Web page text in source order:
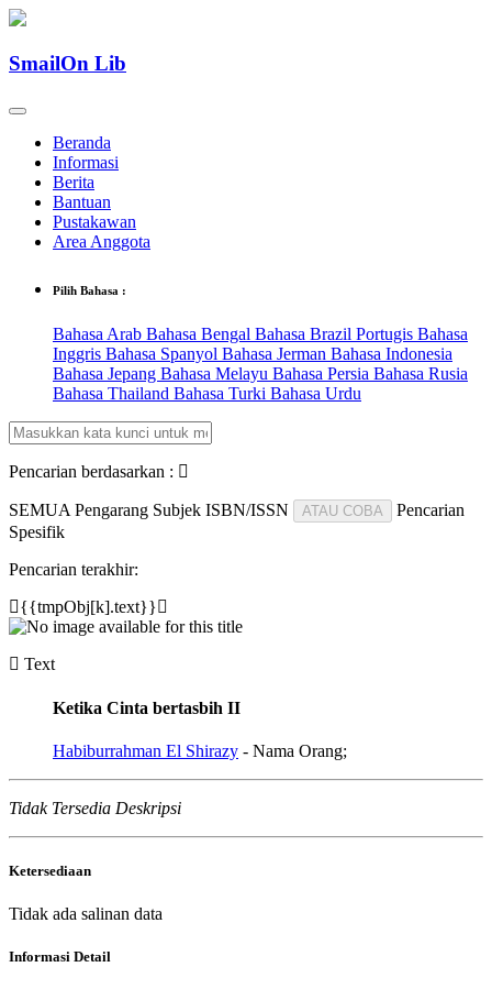
SmailOn Lib
Beranda
Informasi
Berita
Bantuan
Pustakawan
Area Anggota
Pilih Bahasa :
Bahasa Arab Bahasa Bengal Bahasa Brazil Portugis Bahasa
Inggris Bahasa Spanyol Bahasa Jerman Bahasa Indonesia
Bahasa Jepang Bahasa Melayu Bahasa Persia Bahasa Rusia
Bahasa Thailand Bahasa Turki Bahasa Urdu
Pencarian berdasarkan :
SEMUA Pengarang Subjek ISBN/ISSN ATAU COBA
Pencarian
Spesifik
Pencarian terakhir:
{{tmpObj[k].text}}
Text
Ketika Cinta bertasbih II
Habiburrahman El Shirazy - Nama Orang;
Tidak Tersedia Deskripsi
Ketersediaan
Tidak ada salinan data
Informasi Detail